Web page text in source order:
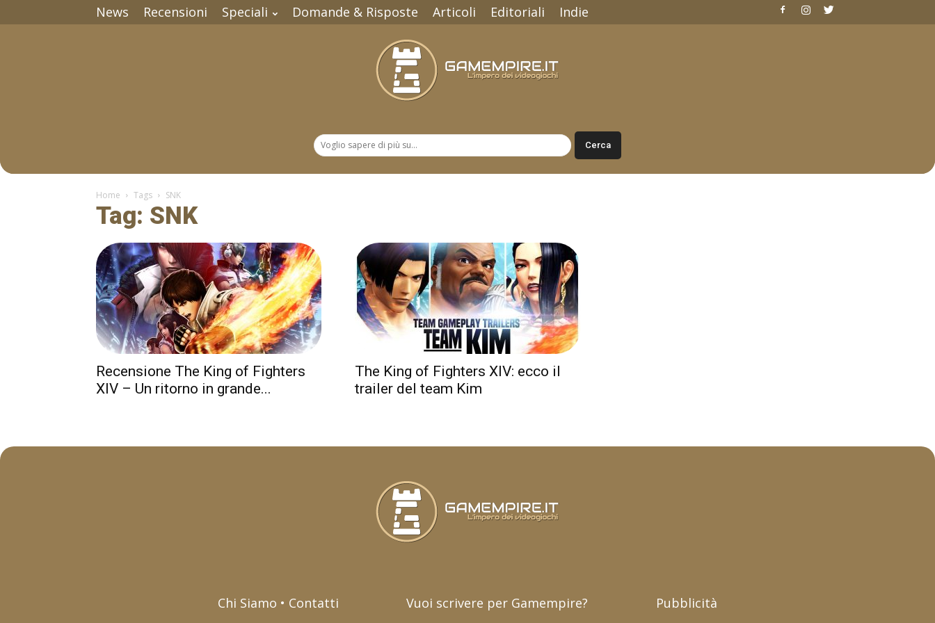
News Recensioni Speciali Domande & Risposte Articoli Editoriali Indie
Home Tags SNK
Tag: SNK
Recensione The King of Fighters
XIV – Un ritorno in grande...
The King of Fighters XIV: ecco il
trailer del team Kim
Chi Siamo • Contatti Vuoi scrivere per Gamempire? Pubblicità